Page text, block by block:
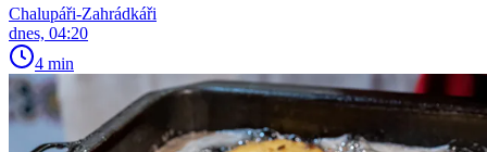
Chalupáři-Zahrádkáři
dnes, 04:20
4 min